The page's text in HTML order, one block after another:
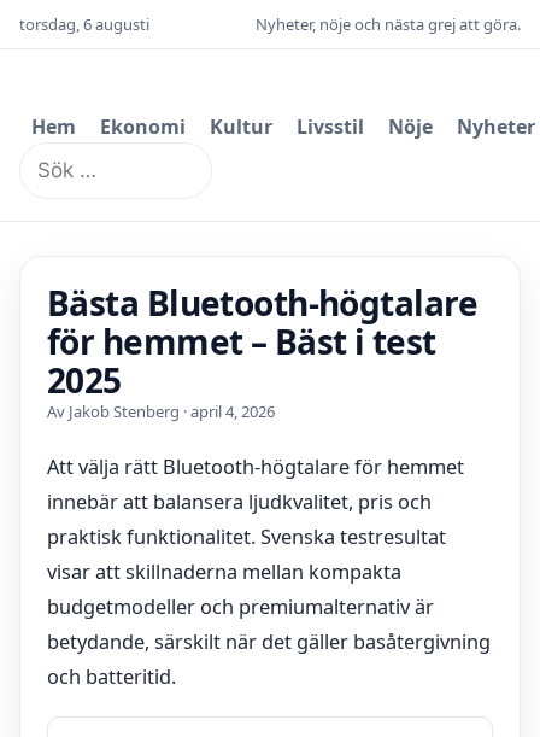
torsdag, 6 augusti Nyheter, nöje och nästa grej att göra.
Hem Ekonomi Kultur Livsstil Nöje
Nyheter
Sök
efter:
Bästa Bluetooth-högtalare
för hemmet – Bäst i test
2025
Av Jakob Stenberg · april 4, 2026
Att välja rätt Bluetooth-högtalare för hemmet
innebär att balansera ljudkvalitet, pris och
praktisk funktionalitet. Svenska testresultat
visar att skillnaderna mellan kompakta
budgetmodeller och premiumalternativ är
betydande, särskilt när det gäller basåtergivning
och batteritid.